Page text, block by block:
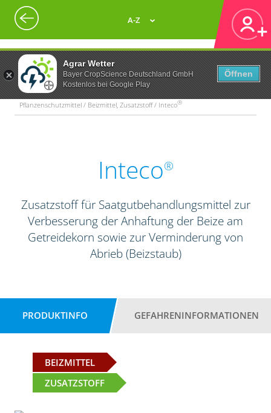
Agrar Wetter
Bayer CropScience Deutschland GmbH
Kostenlos bei Google Play
Öffnen
A-Z
Pflanzenschutzmittel / Beizmittel, Zusatzstoff / Inteco®
Inteco®
Zusatzstoff für Saatgutbehandlungsmittel zur
Verbesserung der Anhaftung der Beize am
Getreidekorn sowie zur Verminderung von
Abrieb (Beizstaub)
PRODUKTINFO GEFAHRENINFORMATIONEN
BEIZMITTEL
ZUSATZSTOFF